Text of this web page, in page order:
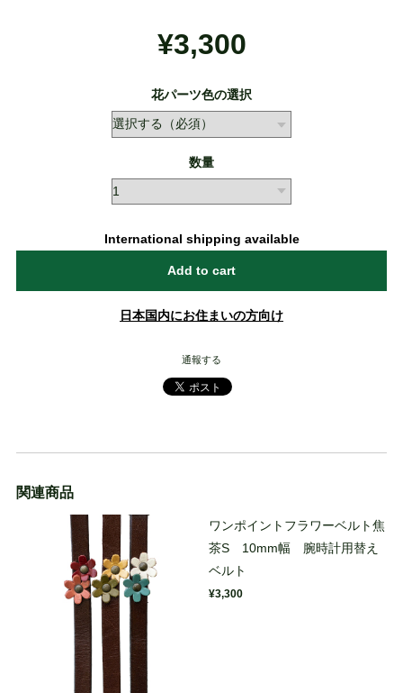
¥3,300
花パーツ色の選択
数量
International shipping available
Add to cart
日本国内にお住まいの方向け
通報する
関連商品
ワンポイントフラワーベルト焦
茶S 10mm幅 腕時計用替え
ベルト
¥3,300